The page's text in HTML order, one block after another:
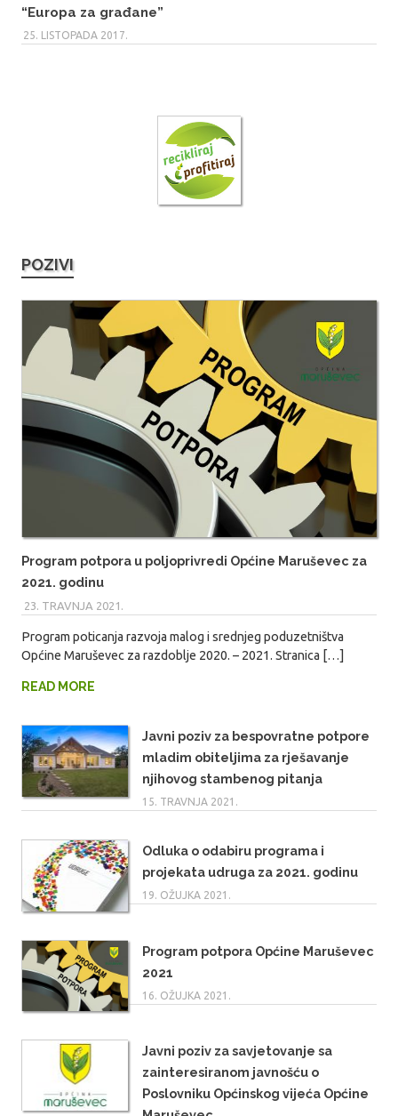
“Europa za građane”
25. LISTOPADA 2017.
POZIVI
Program potpora u poljoprivredi Općine Maruševec za
2021. godinu
23. TRAVNJA 2021.
Program poticanja razvoja malog i srednjeg poduzetništva
Općine Maruševec za razdoblje 2020. – 2021. Stranica […]
READ MORE
Javni poziv za bespovratne potpore
mladim obiteljima za rješavanje
njihovog stambenog pitanja
15. TRAVNJA 2021.
Odluka o odabiru programa i
projekata udruga za 2021. godinu
19. OŽUJKA 2021.
Program potpora Općine Maruševec
2021
16. OŽUJKA 2021.
Javni poziv za savjetovanje sa
zainteresiranom javnošću o
Poslovniku Općinskog vijeća Općine